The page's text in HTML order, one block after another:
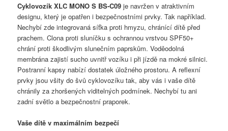
Cyklovozík XLC MONO S BS-C09 je navržen v atraktivním
designu, který je opatřen i bezpečnostními prvky. Tak například.
Nechybí zde integrovaná síťka proti hmyzu, chránící dítě před
prachem. Clona proti sluníčku s ochrannou vrstvou SPF50+
chrání proti škodlivým slunečním paprskům. Voděodolná
membrána zajistí sucho uvnitř vozíku i při jízdě na mokré silnici.
Postranní kapsy nabízí dostatek úložného prostoru. A reflexní
prvky jsou všity do švů cyklovozíku tak, aby vás i vaše dítě
chránily za zhoršených viditelných podmínek. Nechybí tu ani
zadní světlo a bezpečnostní praporek.
Vaše dítě v maximálním bezpečí